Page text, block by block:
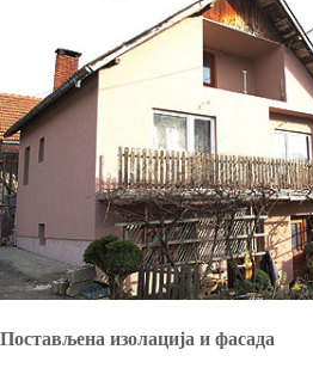
Постављена изолација и фасада